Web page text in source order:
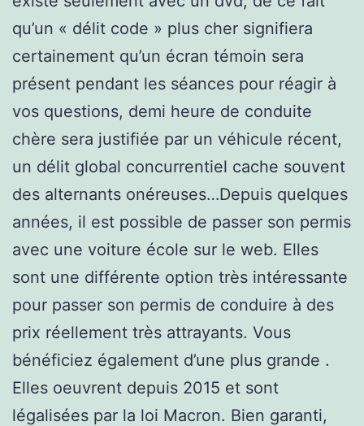
qu’un « délit code » plus cher signifiera
certainement qu’un écran témoin sera
présent pendant les séances pour réagir à
vos questions, demi heure de conduite
chère sera justifiée par un véhicule récent,
un délit global concurrentiel cache souvent
des alternants onéreuses…Depuis quelques
années, il est possible de passer son permis
avec une voiture école sur le web. Elles
sont une différente option très intéressante
pour passer son permis de conduire à des
prix réellement très attrayants. Vous
bénéficiez également d’une plus grande .
Elles oeuvrent depuis 2015 et sont
légalisées par la loi Macron. Bien garanti,